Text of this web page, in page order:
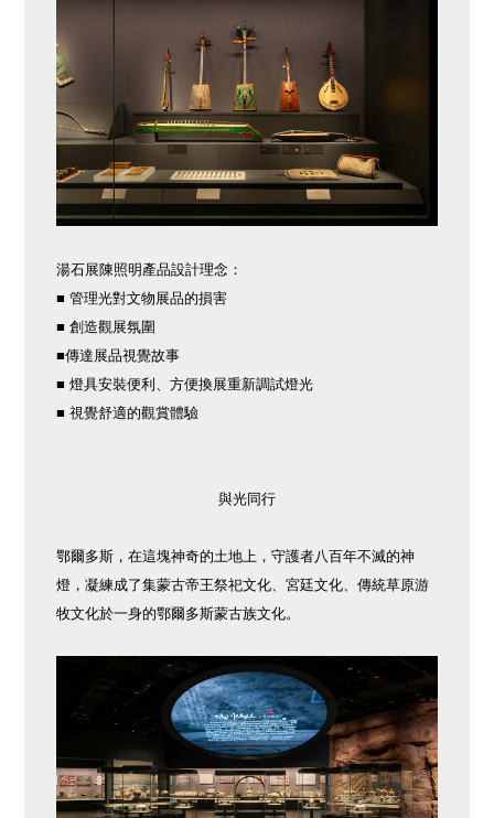
湯石展陳照明產品設計理念：
■ 管理光對文物展品的損害
■ 創造觀展氛圍
■傳達展品視覺故事
■ 燈具安裝便利、方便換展重新調試燈光
■ 視覺舒適的觀賞體驗
與光同行
鄂爾多斯，在這塊神奇的土地上，守護者八百年不滅的神
燈，凝練成了集蒙古帝王祭祀文化、宮廷文化、傳統草原游
牧文化於一身的鄂爾多斯蒙古族文化。